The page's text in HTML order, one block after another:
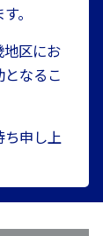
。
区にお
なるこ
申し上